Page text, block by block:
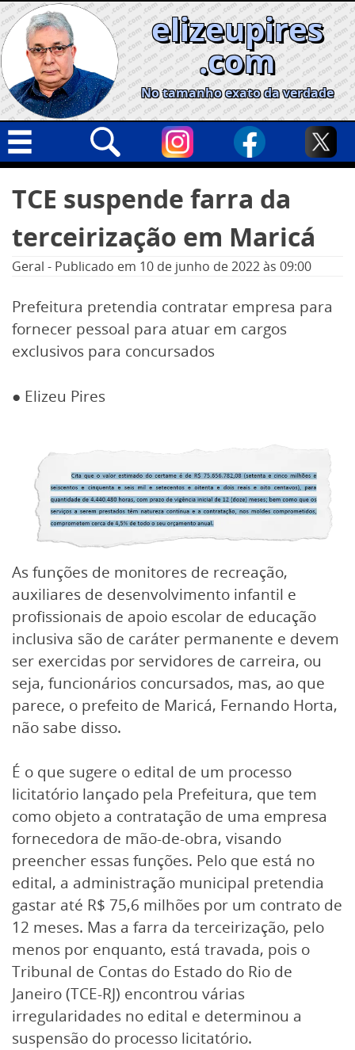
Skip
to
content
elizeupires
.com
No tamanho exato da verdade
Geral
Cidades
Política
Opinião
Informe especial
por:
TCE suspende farra da
terceirização em Maricá
Geral - Publicado em 10 de junho de 2022às 09:00
Prefeitura pretendia contratar empresa para
fornecer pessoal para atuar em cargos
exclusivos para concursados
● Elizeu Pires
As funções de monitores de recreação,
auxiliares de desenvolvimento infantil e
profissionais de apoio escolar de educação
inclusiva são de caráter permanente e devem
ser exercidas por servidores de carreira, ou
seja, funcionários concursados, mas, ao que
parece, o prefeito de Maricá, Fernando Horta,
não sabe disso.
É o que sugere o edital de um processo
licitatório lançado pela Prefeitura, que tem
como objeto a contratação de uma empresa
fornecedora de mão-de-obra, visando
preencher essas funções. Pelo que está no
edital, a administração municipal pretendia
gastar até R$ 75,6 milhões por um contrato de
12 meses. Mas a farra da terceirização, pelo
menos por enquanto, está travada, pois o
Tribunal de Contas do Estado do Rio de
Janeiro (TCE-RJ) encontrou várias
irregularidades no edital e determinou a
suspensão do processo licitatório.